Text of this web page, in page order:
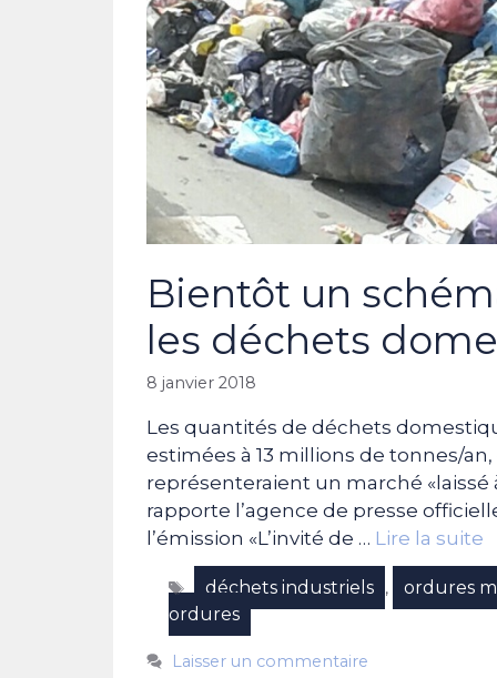
Bientôt un
les déchets
8 janvier 2018
Les quantités de déchets
estimées à 13 millions de tonnes/
représenteraient un marché «laissé
rapporte l’agence de presse
l’émission «L’invité de … Lire la suite
Étiquettes
déchets industriels , ordures
ordures
Laisser un commentaire